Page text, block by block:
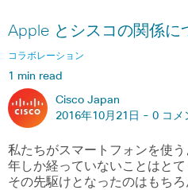
Apple とシスコの関係に
コラボレーション
1 min read
Cisco Japan
2016年10月21日 - 0 コメ
私たちがスマートフォンを使
年しか経っていないことはとて
その先駆けとなったのはもち